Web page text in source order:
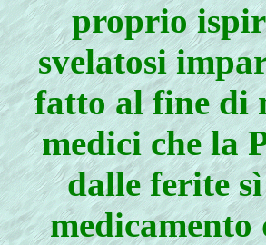
proprio
svelatosi
fatto al fine di
medici che la
dalle ferite